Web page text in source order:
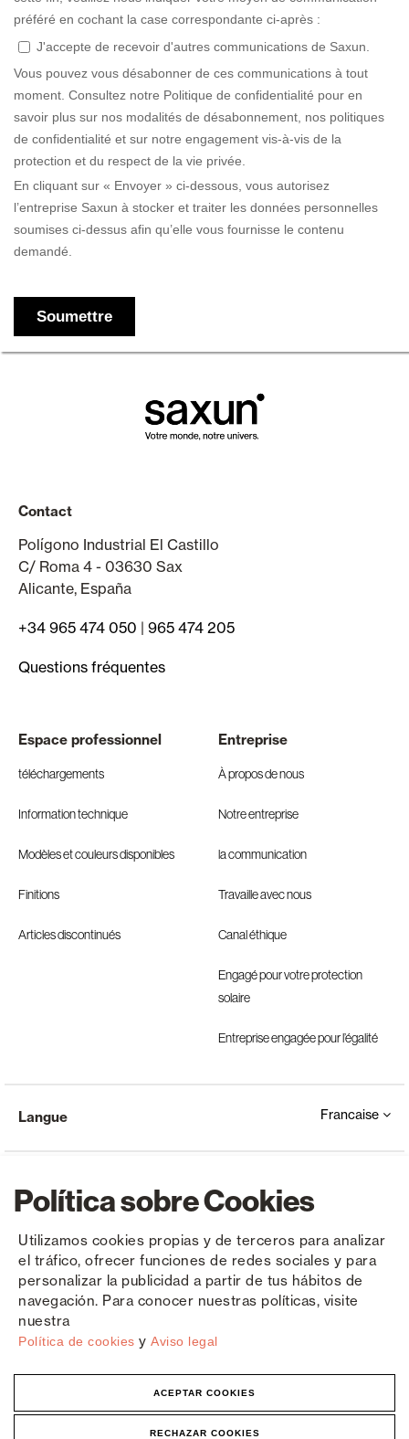
Política sobre Cookies
Utilizamos cookies propias y de terceros para analizar
el tráfico, ofrecer funciones de redes sociales y para
personalizar la publicidad a partir de tus hábitos de
navegación. Para conocer nuestras políticas, visite
nuestra
Política de cookies y Aviso legal
ACEPTAR COOKIES
RECHAZAR COOKIES
Contact
Polígono Industrial El Castillo
C/ Roma 4 - 03630 Sax
Alicante, España
+34 965 474 050 | 965 474 205
Questions fréquentes
Espace professionnel
téléchargements
Information technique
Modèles et couleurs disponibles
Finitions
Articles discontinués
Entreprise
À propos de nous
Notre entreprise
la communication
Travaille avec nous
Canal éthique
Engagé pour votre protection
solaire
Entreprise engagée pour l’égalité
Copyright © Saxun 2023 - 2026 Politique de confidentialité Avis juridique Cookies
Langue Francaise